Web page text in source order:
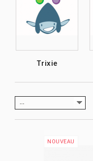
Trixie
--
NOUVEAU